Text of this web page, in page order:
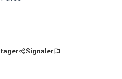
Signaler